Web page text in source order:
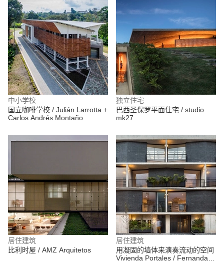
中小学校
国立咖啡学校 / Julián Larrotta +
Carlos Andrés Montaño
独立住宅
巴西圣保罗平面住宅 / studio
mk27
居住建筑
比利时屋 / AMZ Arquitetos
居住建筑
用凝固的墙体来演奏流动的空间
Vivienda Portales / Fernanda